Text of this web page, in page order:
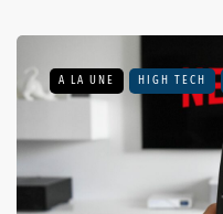
A LA UNE HIGH TECH